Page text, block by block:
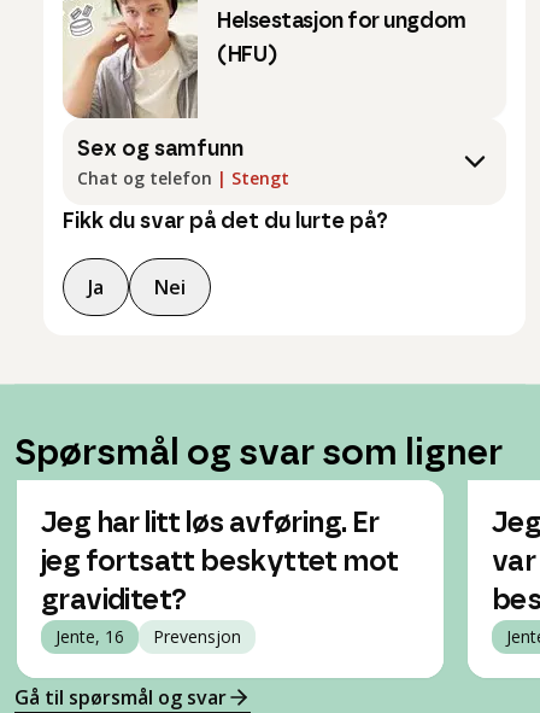
Helsestasjon for ungdom
(HFU)
Sex og samfunn
Chat og telefon | Stengt
Fikk du svar på det du lurte på?
Ja Nei
Spørsmål og svar som ligner
Jeg har litt løs avføring. Er
jeg fortsatt beskyttet mot
graviditet?
Jente, 16 Prevensjon
Gå til spørsmål og svar